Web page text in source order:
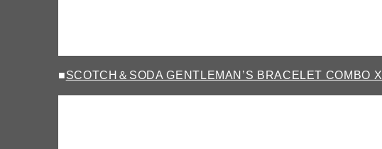
■SCOTCH＆SODA GENTLEMAN’S BRACELET COMBO X